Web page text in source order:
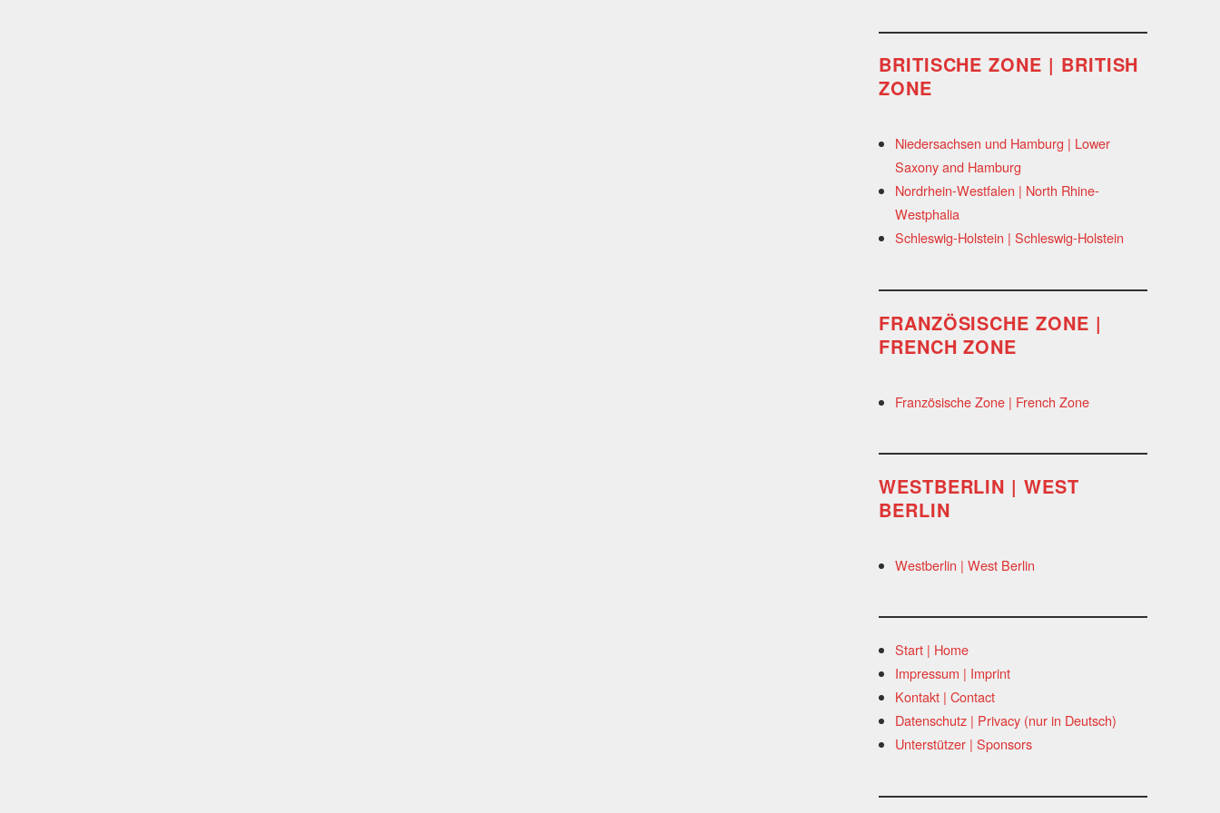
BRITISCHE ZONE | BRITISH
ZONE
Niedersachsen und Hamburg | Lower
Saxony and Hamburg
Nordrhein-Westfalen | North Rhine-
Westphalia
Schleswig-Holstein | Schleswig-Holstein
FRANZÖSISCHE ZONE |
FRENCH ZONE
Französische Zone | French Zone
WESTBERLIN | WEST
BERLIN
Westberlin | West Berlin
Start | Home
Impressum | Imprint
Kontakt | Contact
Datenschutz | Privacy (nur in Deutsch)
Unterstützer | Sponsors